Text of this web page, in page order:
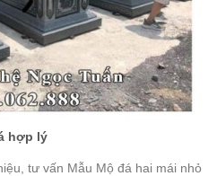
hợp lý
tư vấn Mẫu Mộ đá hai mái nhỏ